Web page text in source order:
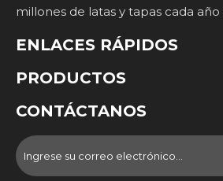
millones de latas y tapas cada
ENLACES RÁPIDOS
PRODUCTOS
CONTÁCTANOS